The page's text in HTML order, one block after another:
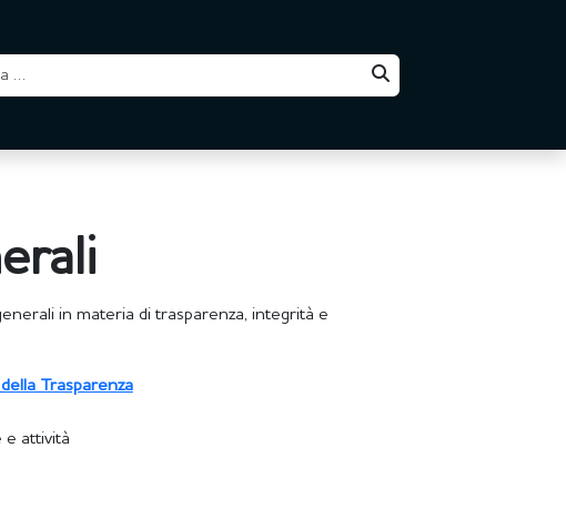
in materia di trasparenza, integrità e
Trasparenza
e attività